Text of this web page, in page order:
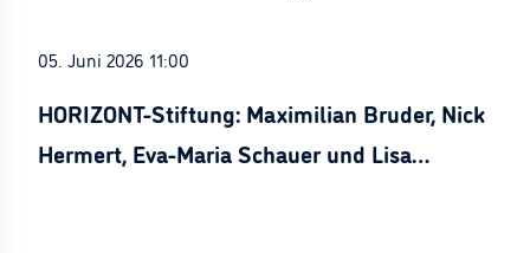
05. Juni 2026 11:00
HORIZONT-Stiftung: Maximilian Bruder, Nick
Hermert, Eva-Maria Schauer und Lisa